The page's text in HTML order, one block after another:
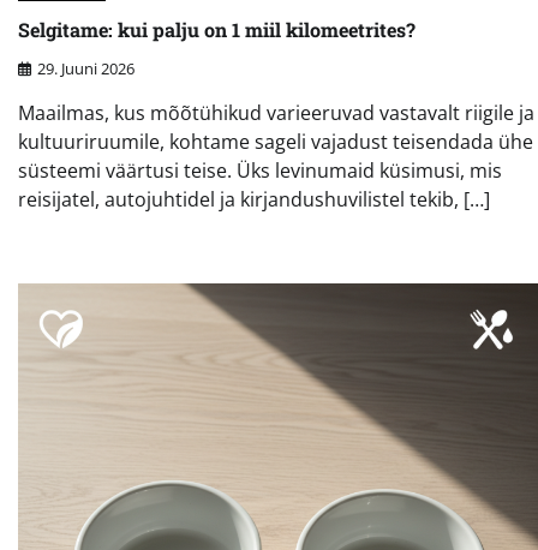
Selgitame: kui palju on 1 miil kilomeetrites?
29. Juuni 2026
Maailmas, kus mõõtühikud varieeruvad vastavalt riigile ja
kultuuriruumile, kohtame sageli vajadust teisendada ühe
süsteemi väärtusi teise. Üks levinumaid küsimusi, mis
reisijatel, autojuhtidel ja kirjandushuvilistel tekib, […]